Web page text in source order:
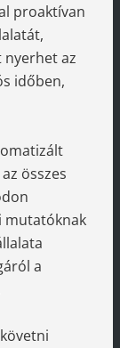
proaktívan
az
időben,
összes
mutatóknak
a